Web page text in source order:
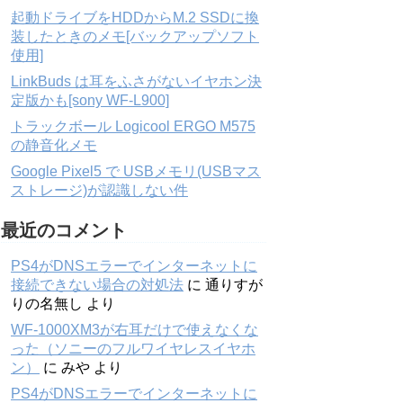
起動ドライブをHDDからM.2 SSDに換
装したときのメモ[バックアップソフト
使用]
LinkBuds は耳をふさがないイヤホン決
定版かも[sony WF-L900]
トラックボール Logicool ERGO M575
の静音化メモ
Google Pixel5 で USBメモリ(USBマス
ストレージ)が認識しない件
最近のコメント
PS4がDNSエラーでインターネットに
接続できない場合の対処法 に 通りすが
りの名無し より
WF-1000XM3が右耳だけで使えなくな
った（ソニーのフルワイヤレスイヤホ
ン）
に みや より
PS4がDNSエラーでインターネットに